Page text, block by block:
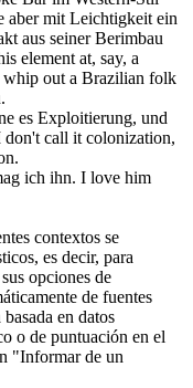
aber mit Leichtigkeit ein
aus seiner Berimbau
element at, say, a
whip out a Brazilian folk
es Exploitierung, und
don't call it colonization,
ich ihn. I love him
contextos se
es decir, para
opciones de
de fuentes
en datos
o de puntuación en el
"Informar de un